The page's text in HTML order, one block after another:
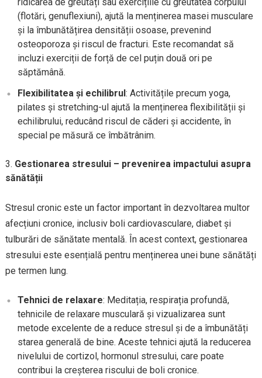
(flotări, genuflexiuni), ajută la menținerea masei musculare
și la îmbunătățirea densității osoase, prevenind
osteoporoza și riscul de fracturi. Este recomandat să
incluzi exerciții de forță de cel puțin două ori pe
săptămână.
Flexibilitatea și echilibrul: Activitățile precum yoga,
pilates și stretching-ul ajută la menținerea flexibilității și
echilibrului, reducând riscul de căderi și accidente, în
special pe măsură ce îmbătrânim.
Gestionarea stresului – prevenirea impactului asupra
sănătății
Stresul cronic este un factor important în dezvoltarea multor
afecțiuni cronice, inclusiv boli cardiovasculare, diabet și
tulburări de sănătate mentală. În acest context, gestionarea
stresului este esențială pentru menținerea unei bune sănătăți
pe termen lung.
Tehnici de relaxare: Meditația, respirația profundă,
tehnicile de relaxare musculară și vizualizarea sunt
metode excelente de a reduce stresul și de a îmbunătăți
starea generală de bine. Aceste tehnici ajută la reducerea
nivelului de cortizol, hormonul stresului, care poate
contribui la creșterea riscului de boli cronice.